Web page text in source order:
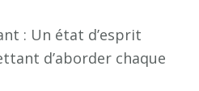
: Un état d’esprit
d’aborder chaque